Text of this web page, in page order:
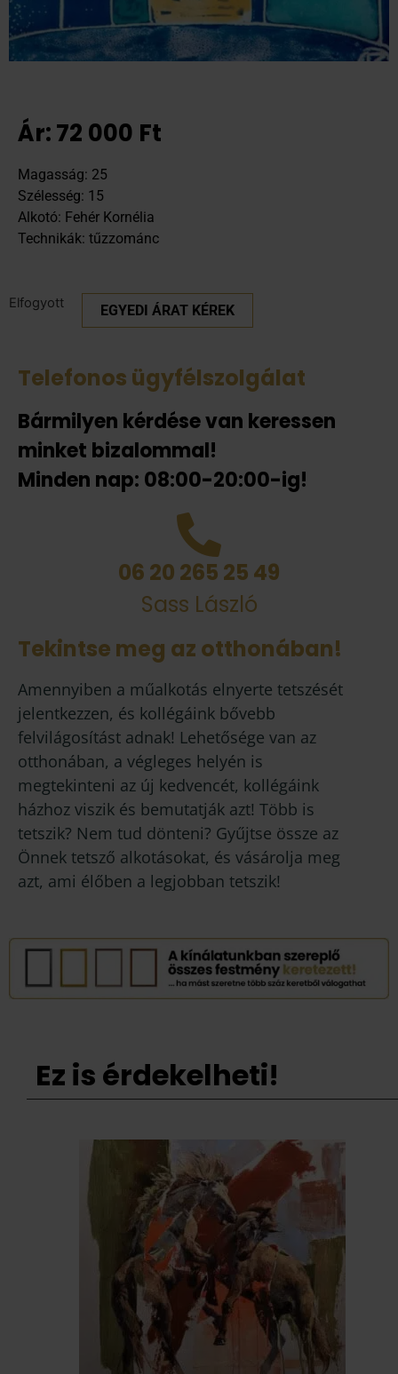
Ár:72 000 Ft
Magasság: 25
Szélesség: 15
Alkotó: Fehér Kornélia
Technikák: tűzzománc
Elfogyott EGYEDI ÁRAT KÉREK
Telefonos ügyfélszolgálat
Bármilyen kérdése van keressen
minket bizalommal!
Minden nap: 08:00-20:00-ig!
06 20 265 25 49
Sass László
Tekintse meg az otthonában!
Amennyiben a műalkotás elnyerte tetszését
jelentkezzen, és kollégáink bővebb
felvilágosítást adnak! Lehetősége van az
otthonában, a végleges helyén is
megtekinteni az új kedvencét, kollégáink
házhoz viszik és bemutatják azt! Több is
tetszik? Nem tud dönteni? Gyűjtse össze az
Önnek tetsző alkotásokat, és vásárolja meg
azt, ami élőben a legjobban tetszik!
Ez is érdekelheti!